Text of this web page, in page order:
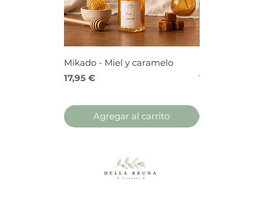
Mikado - Miel y caramelo
Precio
17,95 €
Agregar al carrito
Precio
17,95 €